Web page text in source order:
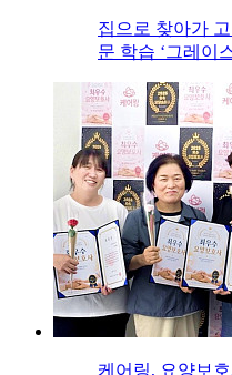
집으로 찾아가
문 학습 ‘그레이
케어링, 요양보